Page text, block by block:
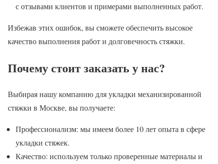
с отзывами клиентов и примерами выполненных работ.
Избежав этих ошибок, вы сможете обеспечить высокое
качество выполнения работ и долговечность стяжки.
Почему стоит заказать у нас?
Выбирая нашу компанию для укладки механизированной
стяжки в Москве, вы получаете:
Профессионализм: мы имеем более 10 лет опыта в сфере
укладки стяжек.
Качество: используем только проверенные материалы и